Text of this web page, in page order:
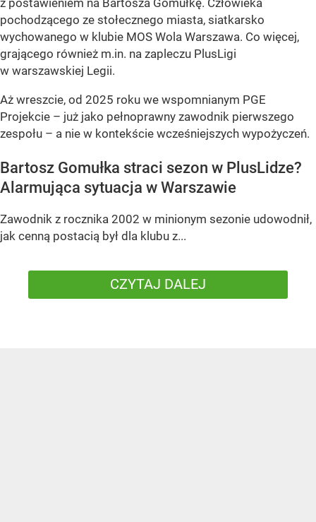
pochodzącego ze stołecznego miasta, siatkarsko
wychowanego w klubie MOS Wola Warszawa. Co więcej,
grającego również m.in. na zapleczu PlusLigi
w warszawskiej Legii.
Aż wreszcie, od 2025 roku we wspomnianym PGE
Projekcie – już jako pełnoprawny zawodnik pierwszego
zespołu – a nie w kontekście wcześniejszych wypożyczeń.
Bartosz Gomułka straci sezon w PlusLidze?
Alarmująca sytuacja w Warszawie
Zawodnik z rocznika 2002 w minionym sezonie udowodnił,
jak cenną postacią był dla klubu z...
CZYTAJ DALEJ